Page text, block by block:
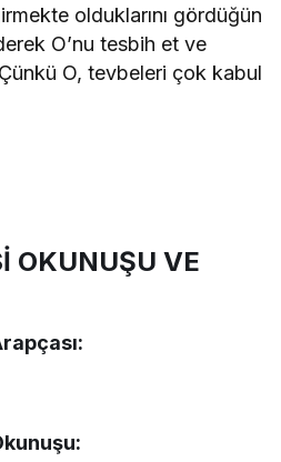
olduklarını gördüğün
O’nu tesbih et ve
O, tevbeleri çok kabul
OKUNUŞU VE